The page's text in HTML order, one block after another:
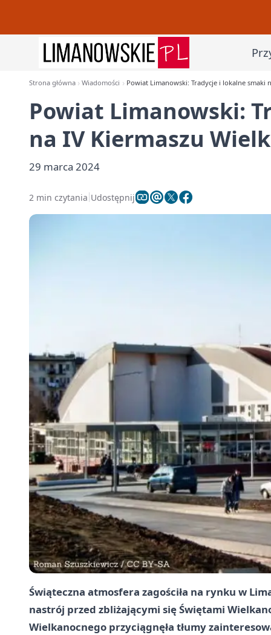
Strona główna Wiadomości Powiat Limanowski: Tradycje i lokalne smaki
Powiat Limanowski:
na IV Kiermaszu
29 marca 2024
2 min czytania Udostępnij
Świąteczna atmosfera zagościła na rynku w
nastrój przed zbliżającymi się Świętami
Wielkanocnego przyciągnęła tłumy